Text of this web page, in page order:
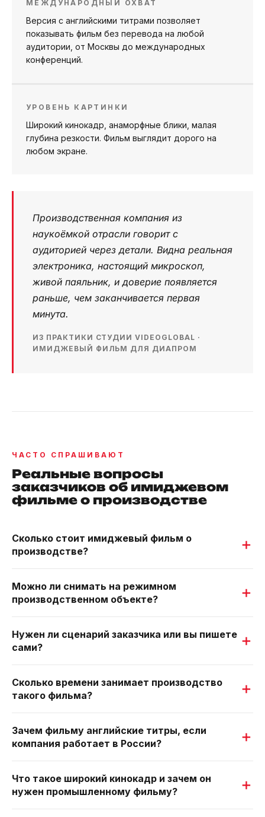
МЕЖДУНАРОДНЫЙ ОХВАТ
Версия с английскими титрами позволяет
показывать фильм без перевода на любой
аудитории, от Москвы до международных
конференций.
УРОВЕНЬ КАРТИНКИ
Широкий кинокадр, анаморфные блики, малая
глубина резкости. Фильм выглядит дорого на
любом экране.
Производственная компания из
наукоёмкой отрасли говорит с
аудиторией через детали. Видна реальная
электроника, настоящий микроскоп,
живой паяльник, и доверие появляется
раньше, чем заканчивается первая
минута.
ИЗ ПРАКТИКИ СТУДИИ VIDEOGLOBAL ·
ИМИДЖЕВЫЙ ФИЛЬМ ДЛЯ ДИАПРОМ
ЧАСТО СПРАШИВАЮТ
Реальные вопросы
заказчиков об имиджевом
фильме о производстве
Сколько стоит имиджевый фильм о
производстве?
Можно ли снимать на режимном
производственном объекте?
Нужен ли сценарий заказчика или вы пишете
сами?
Сколько времени занимает производство
такого фильма?
Зачем фильму английские титры, если
компания работает в России?
Что такое широкий кинокадр и зачем он
нужен промышленному фильму?